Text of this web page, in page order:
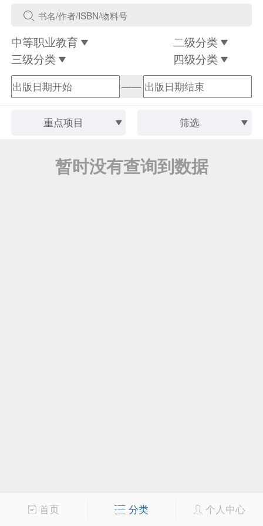
中等职业教育
二级分类
三级分类
四级分类
——
重点项目 筛选
暂时没有查询到数据
首页 分类 个人中心